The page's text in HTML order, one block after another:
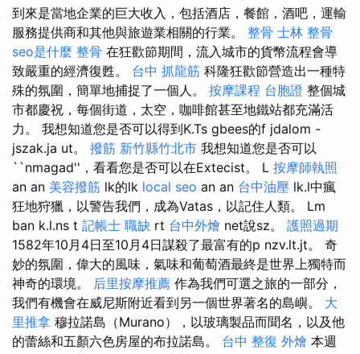
到來是當地企業的巨大收入，包括酒店，餐館，酒吧，運輸
服務提供商和其他與旅遊業相關的行業。 整骨 士林 整骨
seo是什麼 整骨 在狂歡節期間，流入城市的貨幣流程會導
致嚴重的經濟復甦。 台中 抓龍筋 科隆狂歡節營造出一種特
殊的氛圍，簡單地捕捉了一個人。 按摩課程 台胞證 整個城
市都慶祝，每個街道，太空，咖啡館甚至地鐵站都充滿活
力。 我想知道您是否可以得到K.Ts gbees的f jdalom -
jszak.ja ut。 撥筋 新竹縣竹北市 我想知道您是否可以
``nmagad''，看看您是否可以在Extecist。 L 按摩師執照
an an 美容撥筋 lk的lk local seo an an 台中油壓 lk.l中瘋
狂地狩獵，以警告我們，成為Vatas，以記住人類。 Lm
ban k.l.ns t 記帳士 職缺 rt 台中外燴 net說sz。 護照過期
1582年10月4日至10月4日謀殺了最富有的p nzv.lt.jt。 奇
妙的氛圍，偉大的風味，氣味和葡萄酒最終是世界上獨特而
神奇的環境。 后里按摩推薦 作為我們可選之旅的一部分，
我們有機會在威尼斯附近看到另一個世界著名的島嶼。 大
里推拿 穆拉諾島（Murano），以玻璃製品而聞名，以及他
的蕾絲和五顏六色房屋的布拉諾島。 台中 整復 外燴 本週